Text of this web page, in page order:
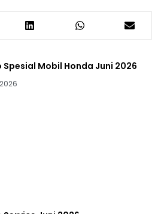
Spesial Mobil Honda Juni 2026